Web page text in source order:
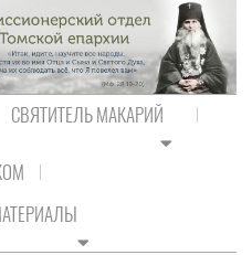
СВЯТИТЕЛЬ МАКАРИЙ